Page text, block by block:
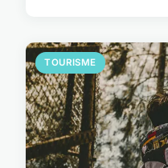
TOURISME